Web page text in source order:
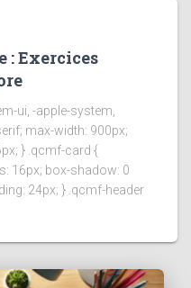
: Exercices
ui, -apple-system,
max-width: 900px;
} .qcmf-card {
16px; box-shadow: 0
24px; } .qcmf-header